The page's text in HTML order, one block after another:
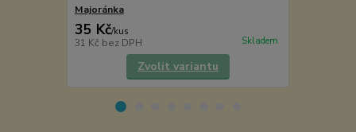
Majoránka
35 Kč/kus
31 Kč bez DPH Skladem
Zvolit variantu